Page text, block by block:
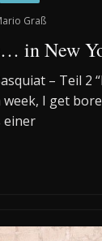
Graß
in New
– Teil 2
I get
einer